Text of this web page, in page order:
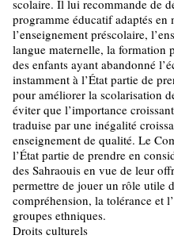
scolaire. Il lui recommande de
programme éducatif adaptés en
l’enseignement préscolaire,
langue maternelle, la formation
des enfants ayant abandonné
instamment à l’État partie de
pour améliorer la scolarisation
éviter que l’importance
traduise par une inégalité
enseignement de qualité. Le
l’État partie de prendre en
des Sahraouis en vue de leur
permettre de jouer un rôle utile
compréhension, la tolérance et
groupes ethniques.
Droits culturels